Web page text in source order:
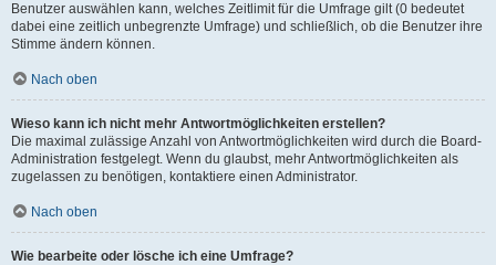
Benutzer auswählen kann, welches Zeitlimit für die Umfrage gilt (0 bedeutet
dabei eine zeitlich unbegrenzte Umfrage) und schließlich, ob die Benutzer ihre
Stimme ändern können.
Nach oben
Wieso kann ich nicht mehr Antwortmöglichkeiten erstellen?
Die maximal zulässige Anzahl von Antwortmöglichkeiten wird durch die Board-
Administration festgelegt. Wenn du glaubst, mehr Antwortmöglichkeiten als
zugelassen zu benötigen, kontaktiere einen Administrator.
Nach oben
Wie bearbeite oder lösche ich eine Umfrage?